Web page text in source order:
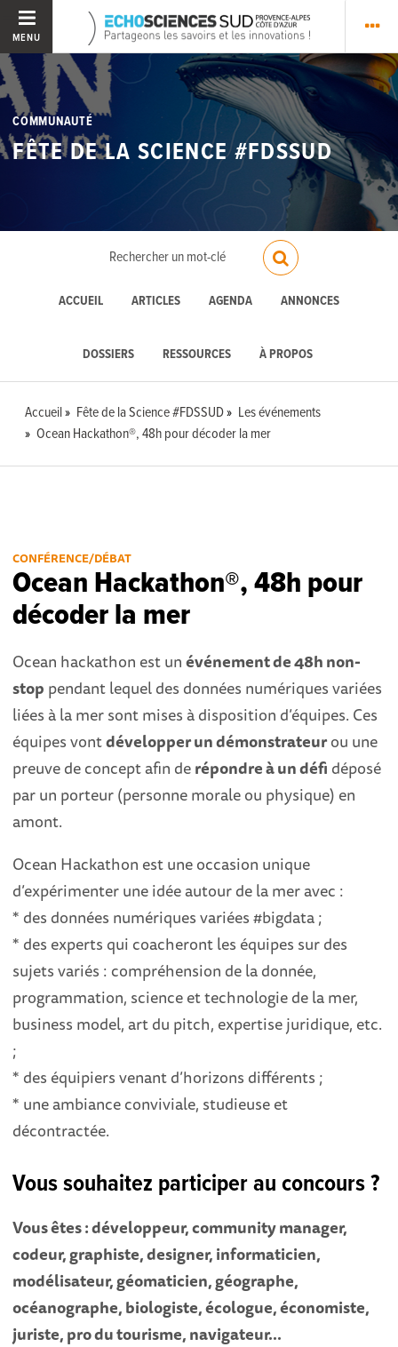
MENU
COMMUNAUTÉ
FÊTE DE LA SCIENCE #FDSSUD
ACCUEIL ARTICLES AGENDA ANNONCES
DOSSIERS RESSOURCES À PROPOS
Accueil Fête de la Science #FDSSUD
Les événements
Ocean Hackathon®, 48h pour décoder la mer
CONFÉRENCE/DÉBAT
Ocean Hackathon®, 48h pour
décoder la mer
Ocean hackathon est unévénement de 48h non-
stop pendant lequel des données numériques variées
liées à la mer sont mises à disposition d’équipes. Ces
équipes vontdévelopper un démonstrateurou une
preuve de concept afin derépondre à un défi déposé
par un porteur (personne morale ou physique) en
amont.
Ocean Hackathon est une occasion unique
d’expérimenter une idée autour de la mer avec :
* des données numériques variées #bigdata ;
* des experts qui coacheront les équipes sur des
sujets variés : compréhension de la donnée,
programmation, science et technologie de la mer,
business model, art du pitch, expertise juridique, etc.
;
* des équipiers venant d’horizons différents ;
* une ambiance conviviale, studieuse et
décontractée.
Vous souhaitez participer au concours ?
Vous êtes : développeur, community manager,
codeur, graphiste, designer, informaticien,
modélisateur, géomaticien, géographe,
océanographe, biologiste, écologue, économiste,
juriste, pro du tourisme, navigateur...